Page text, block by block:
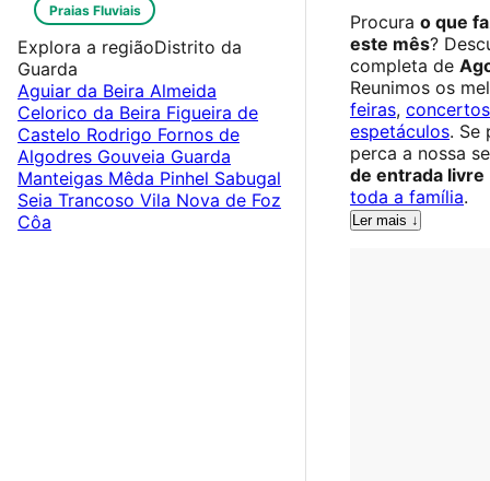
Procura o que
este mês?
completa de
Reunimos os
feiras, concertos
espetáculos. Se
perca a nossa
de entrada livre
toda a família.
Ler mais ↓
Praias Fluviais
Explora a regiãoDistrito da
Guarda
Aguiar da Beira Almeida
Celorico da Beira Figueira de
Castelo Rodrigo Fornos de
Algodres Gouveia Guarda
Manteigas Mêda Pinhel Sabugal
Seia Trancoso Vila Nova de Foz
Côa